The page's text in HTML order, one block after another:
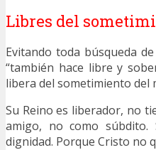
Libres del
Evitando toda búsqueda
“también hace libre y
libera del sometimiento del
Su Reino es liberador, no
amigo, no como
dignidad. Porque Cristo no